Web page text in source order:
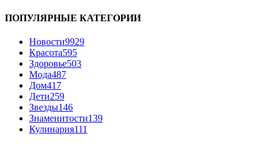
ПОПУЛЯРНЫЕ КАТЕГОРИИ
Новости9929
Красота595
Здоровье503
Мода487
Дом417
Дети259
Звезды146
Знаменитости139
Кулинария111